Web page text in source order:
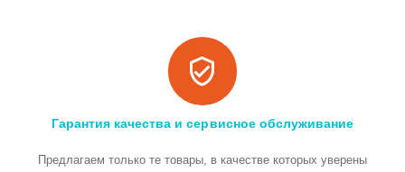
Гарантия качества и сервисное обслуживание
Предлагаем только те товары, в качестве которых уверены